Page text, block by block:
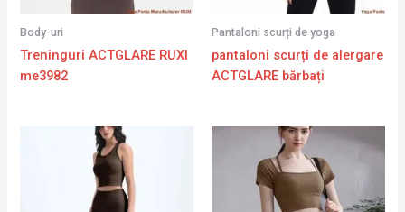
Body-uri
Treninguri ACTGLARE RUXI
me3982
Pantaloni scurți de yoga
pantaloni scurți de alergare
ACTGLARE bărbați